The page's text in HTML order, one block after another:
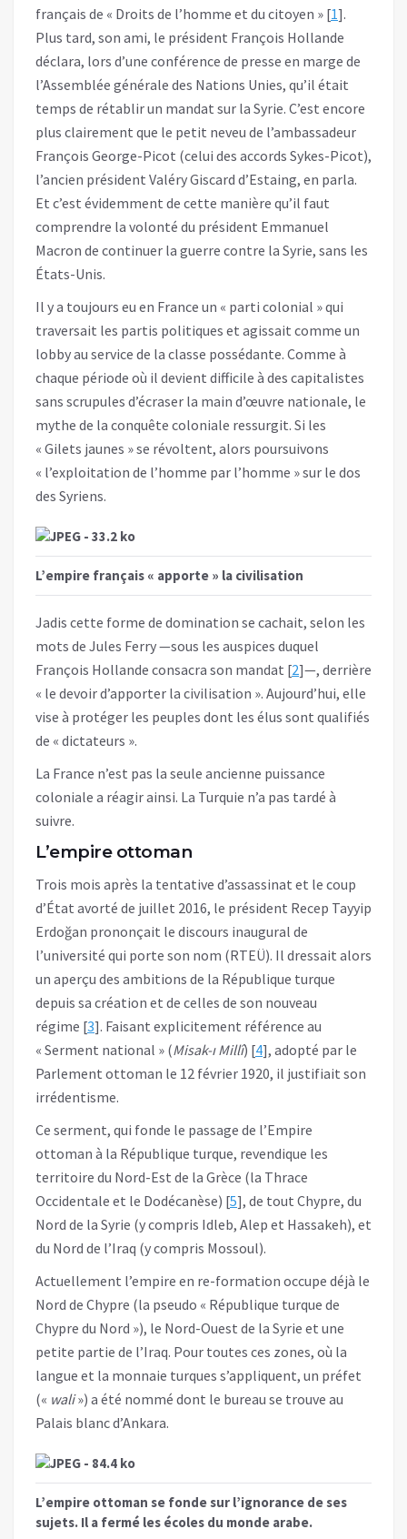
français de « Droits de l’homme et du citoyen » [1].
Plus tard, son ami, le président François Hollande
déclara, lors d’une conférence de presse en marge de
l’Assemblée générale des Nations Unies, qu’il était
temps de rétablir un mandat sur la Syrie. C’est encore
plus clairement que le petit neveu de l’ambassadeur
François George-Picot (celui des accords Sykes-Picot),
l’ancien président Valéry Giscard d’Estaing, en parla.
Et c’est évidemment de cette manière qu’il faut
comprendre la volonté du président Emmanuel
Macron de continuer la guerre contre la Syrie, sans les
États-Unis.
Il y a toujours eu en France un « parti colonial » qui
traversait les partis politiques et agissait comme un
lobby au service de la classe possédante. Comme à
chaque période où il devient difficile à des capitalistes
sans scrupules d’écraser la main d’œuvre nationale, le
mythe de la conquête coloniale ressurgit. Si les
« Gilets jaunes » se révoltent, alors poursuivons
« l’exploitation de l’homme par l’homme » sur le dos
des Syriens.
L’empire français « apporte » la civilisation
Jadis cette forme de domination se cachait, selon les
mots de Jules Ferry —sous les auspices duquel
François Hollande consacra son mandat [2]—, derrière
« le devoir d’apporter la civilisation ». Aujourd’hui, elle
vise à protéger les peuples dont les élus sont qualifiés
de « dictateurs ».
La France n’est pas la seule ancienne puissance
coloniale a réagir ainsi. La Turquie n’a pas tardé à
suivre.
L’empire ottoman
Trois mois après la tentative d’assassinat et le coup
d’État avorté de juillet 2016, le président Recep Tayyip
Erdoğan prononçait le discours inaugural de
l’université qui porte son nom (RTEÜ). Il dressait alors
un aperçu des ambitions de la République turque
depuis sa création et de celles de son nouveau
régime [3]. Faisant explicitement référence au
« Serment national » (Misak-ı Millî) [4], adopté par le
Parlement ottoman le 12 février 1920, il justifiait son
irrédentisme.
Ce serment, qui fonde le passage de l’Empire
ottoman à la République turque, revendique les
territoire du Nord-Est de la Grèce (la Thrace
Occidentale et le Dodécanèse) [5], de tout Chypre, du
Nord de la Syrie (y compris Idleb, Alep et Hassakeh), et
du Nord de l’Iraq (y compris Mossoul).
Actuellement l’empire en re-formation occupe déjà le
Nord de Chypre (la pseudo « République turque de
Chypre du Nord »), le Nord-Ouest de la Syrie et une
petite partie de l’Iraq. Pour toutes ces zones, où la
langue et la monnaie turques s’appliquent, un préfet
(« wali») a été nommé dont le bureau se trouve au
Palais blanc d’Ankara.
L’empire ottoman se fonde sur l’ignorance de ses
sujets. Il a fermé les écoles du monde arabe.